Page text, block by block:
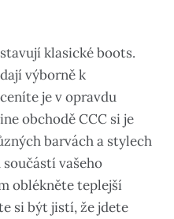
klasické boots.
výborně k
je v opravdu
obchodě CCC si je
barvách a stylech
vašeho
oblékněte teplejší
si být jistí, že jdete